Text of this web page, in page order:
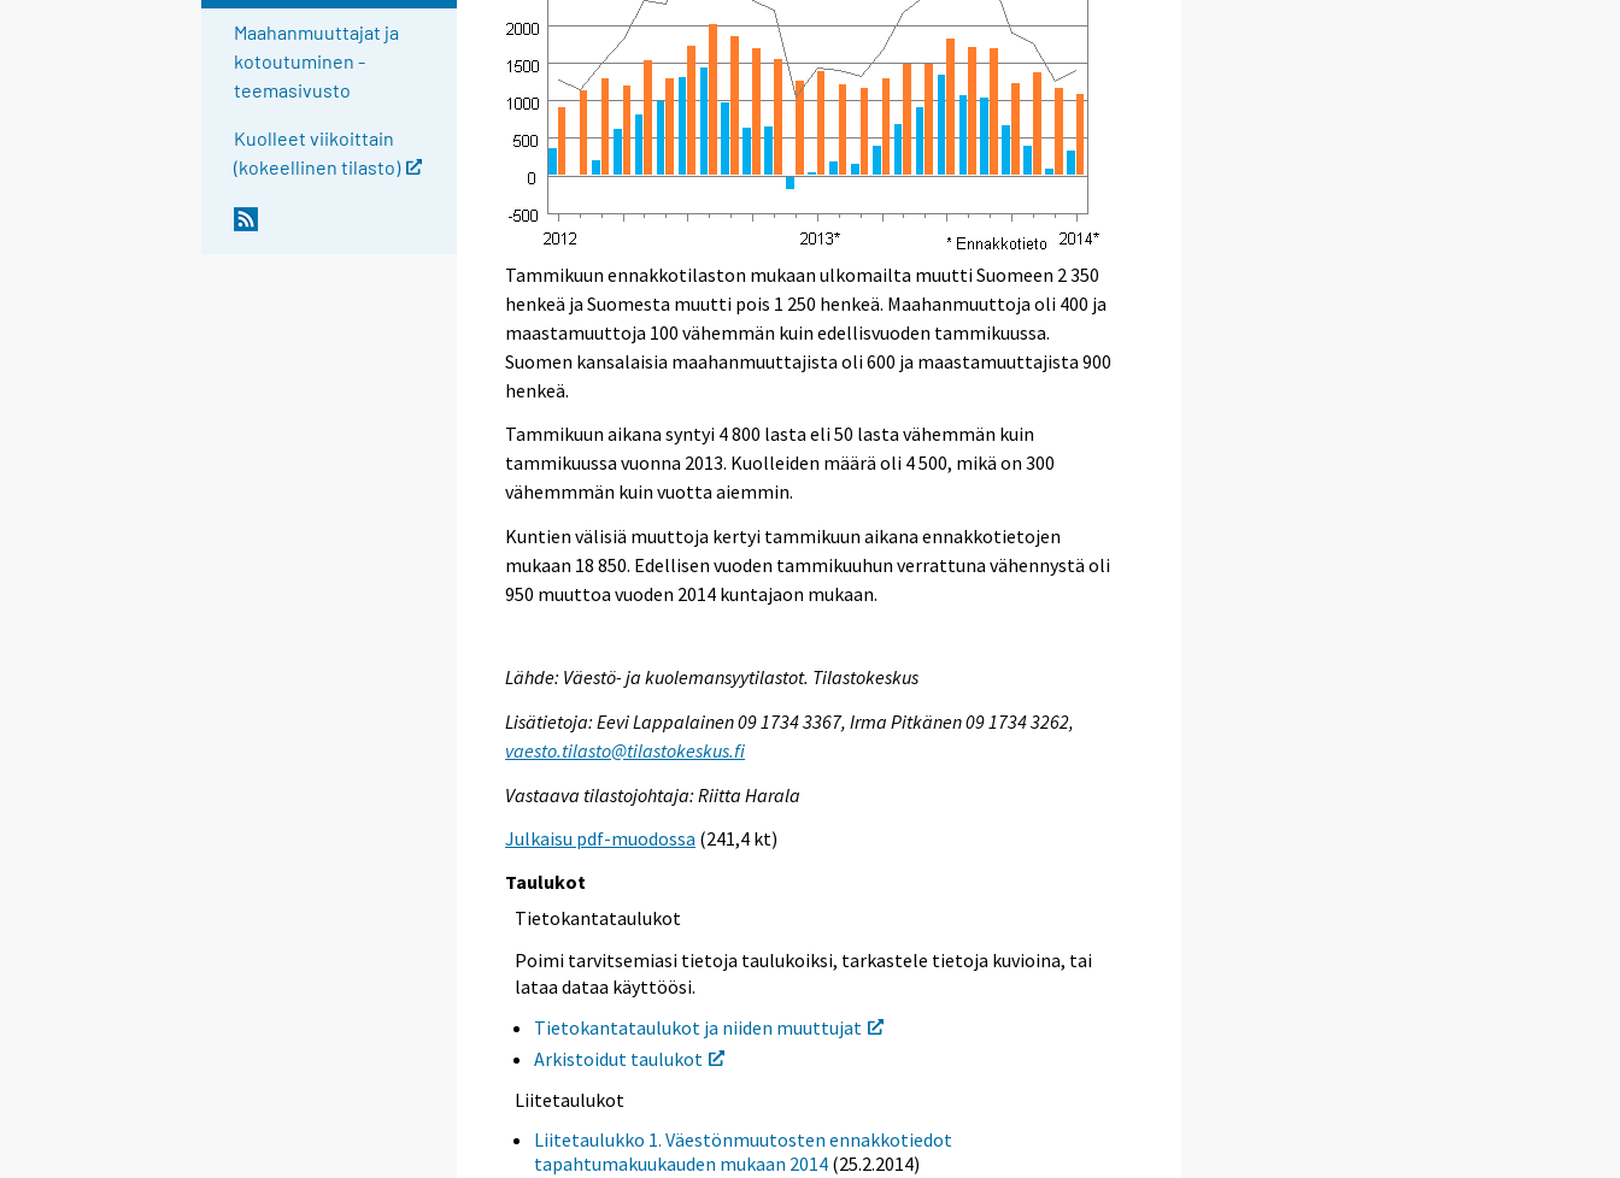
Maahanmuuttajat ja
kotoutuminen -
teemasivusto
Kuolleet viikoittain
(kokeellinen tilasto)
Tammikuun ennakkotilaston mukaan ulkomailta muutti Suomeen 2 350
henkeä ja Suomesta muutti pois 1 250 henkeä. Maahanmuuttoja oli 400 ja
maastamuuttoja 100 vähemmän kuin edellisvuoden tammikuussa.
Suomen kansalaisia maahanmuuttajista oli 600 ja maastamuuttajista 900
henkeä.
Tammikuun aikana syntyi 4 800 lasta eli 50 lasta vähemmän kuin
tammikuussa vuonna 2013. Kuolleiden määrä oli 4 500, mikä on 300
vähemmmän kuin vuotta aiemmin.
Kuntien välisiä muuttoja kertyi tammikuun aikana ennakkotietojen
mukaan 18 850. Edellisen vuoden tammikuuhun verrattuna vähennystä oli
950 muuttoa vuoden 2014 kuntajaon mukaan.
Lähde: Väestö- ja kuolemansyytilastot. Tilastokeskus
Lisätietoja: Eevi Lappalainen 09 1734 3367, Irma Pitkänen 09 1734 3262,
vaesto.tilasto@tilastokeskus.fi
Vastaava tilastojohtaja: Riitta Harala
Julkaisu pdf-muodossa (241,4 kt)
Taulukot
Tietokantataulukot
Poimi tarvitsemiasi tietoja taulukoiksi, tarkastele tietoja kuvioina, tai
lataa dataa käyttöösi.
Tietokantataulukot ja niiden muuttujat
Arkistoidut taulukot
Liitetaulukot
Liitetaulukko 1. Väestönmuutosten ennakkotiedot
tapahtumakuukauden mukaan 2014 (25.2.2014)